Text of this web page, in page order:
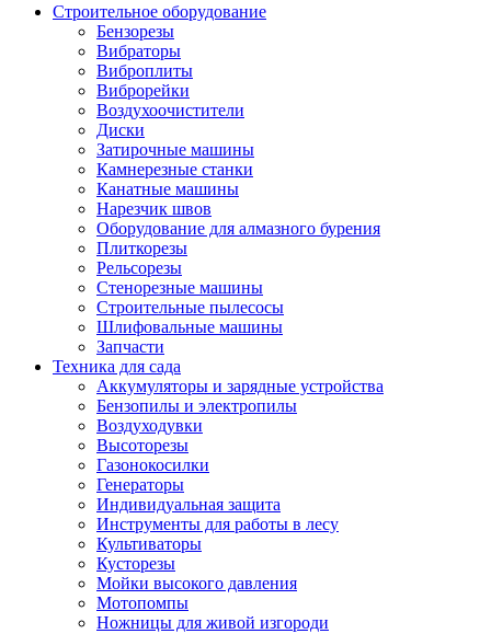
Строительное оборудование
Бензорезы
Вибраторы
Виброплиты
Виброрейки
Воздухоочистители
Диски
Затирочные машины
Камнерезные станки
Канатные машины
Нарезчик швов
Оборудование для алмазного бурения
Плиткорезы
Рельсорезы
Стенорезные машины
Строительные пылесосы
Шлифовальные машины
Запчасти
Техника для сада
Аккумуляторы и зарядные устройства
Бензопилы и электропилы
Воздуходувки
Высоторезы
Газонокосилки
Генераторы
Индивидуальная защита
Инструменты для работы в лесу
Культиваторы
Кусторезы
Мойки высокого давления
Мотопомпы
Ножницы для живой изгороди